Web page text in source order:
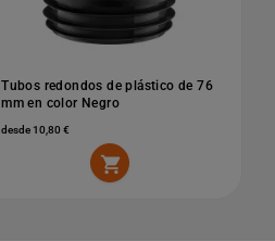
Tubos redondos de plástico de 76
mm en color Negro
desde 10,80 €
